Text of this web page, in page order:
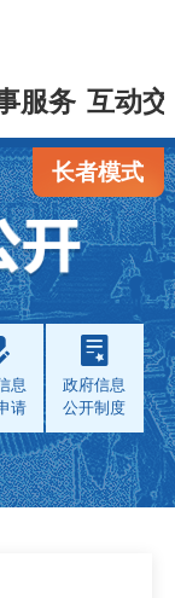
服务 互动
长者模式
息
请
政府信息
公开制度